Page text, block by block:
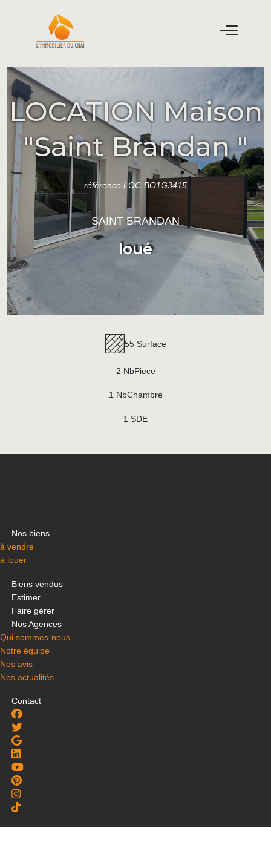
LOCATION Maison
"Saint Brandan "
référence LOC-BO1G3415
SAINT BRANDAN
loué
55 Surface
2 NbPiece
1 NbChambre
1 SDE
Nos biens
à vendre
à louer
Biens vendus
Estimer
Faire gérer
Nos Agences
Qui sommes-nous
Notre équipe
Nos avis
Nos actualités
Contact